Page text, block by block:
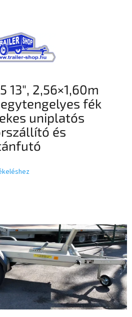
13″, 2,56×1,60m
fék
uniplatós
és